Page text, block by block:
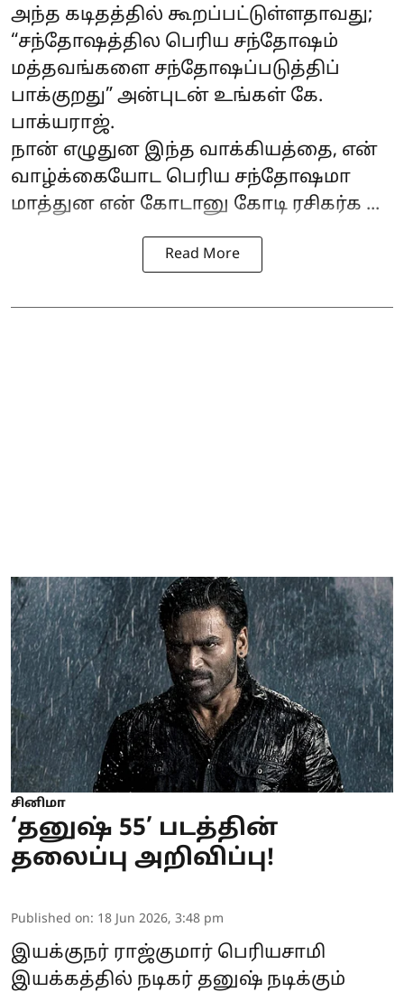
அந்த கடிதத்தில் கூறப்பட்டுள்ளதாவது;
“சந்தோஷத்தில பெரிய சந்தோஷம்
மத்தவங்களை சந்தோஷப்படுத்திப்
பாக்குறது” அன்புடன் உங்கள் கே.
பாக்யராஜ்.
நான் எழுதுன இந்த வாக்கியத்தை, என்
வாழ்க்கையோட பெரிய சந்தோஷமா
மாத்துன என் கோடானு கோடி ரசிகர்க ...
Read More
சினிமா
‘தனுஷ் 55’ படத்தின்
தலைப்பு அறிவிப்பு!
Published on: 18 Jun 2026, 3:48 pm
இயக்குநர் ராஜ்குமார் பெரியசாமி
இயக்கத்தில் நடிகர் தனுஷ் நடிக்கும்